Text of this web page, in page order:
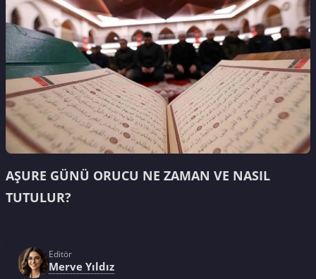
AŞURE GÜNÜ ORUCU NE ZAMAN VE NASIL
TUTULUR?
Editör
Merve Yıldız